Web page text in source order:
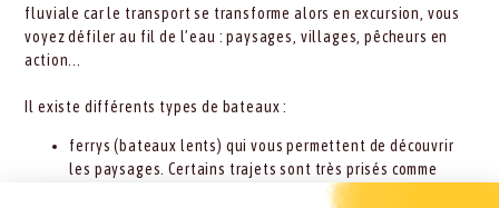
fluviale car le transport se transforme alors en excursion, vous
voyez défiler au fil de l’eau : paysages, villages, pêcheurs en
action...
Il existe différents types de bateaux :
ferrys (bateaux lents) qui vous permettent de découvrir
les paysages. Certains trajets sont très prisés comme
Houesay-Luang Prabang, Muang Khoua-Nong Kiaw ou